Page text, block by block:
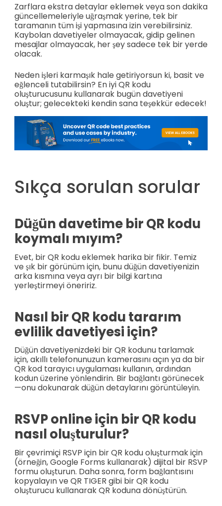
Zarflara ekstra detaylar eklemek veya son dakika
güncellemeleriyle uğraşmak yerine, tek bir
taramanın tüm işi yapmasına izin verebilirsiniz.
Kaybolan davetiyeler olmayacak, gidip gelinen
mesajlar olmayacak, her şey sadece tek bir yerde
olacak.
Neden işleri karmaşık hale getiriyorsun ki, basit ve
eğlenceli tutabilirsin? En iyi QR kodu
oluşturucusunu kullanarak bugün davetiyeni
oluştur; gelecekteki kendin sana teşekkür edecek!
Sıkça sorulan sorular
Düğün davetime bir QR kodu
koymalı mıyım?
Evet, bir QR kodu eklemek harika bir fikir. Temiz
ve şık bir görünüm için, bunu düğün davetiyenizin
arka kısmına veya ayrı bir bilgi kartına
yerleştirmeyi öneririz.
Nasıl bir QR kodu tararım
evlilik davetiyesi için?
Düğün davetiyenizdeki bir QR kodunu tarlamak
için, akıllı telefonunuzun kamerasını açın ya da bir
QR kod tarayıcı uygulaması kullanın, ardından
kodun üzerine yönlendirin. Bir bağlantı görünecek
—onu dokunarak düğün detaylarını görüntüleyin.
RSVP online için bir QR kodu
nasıl oluşturulur?
Bir çevrimiçi RSVP için bir QR kodu oluşturmak için
(örneğin, Google Forms kullanarak) dijital bir RSVP
formu oluşturun. Daha sonra, form bağlantısını
kopyalayın ve QR TIGER gibi bir QR kodu
oluşturucu kullanarak QR koduna dönüştürün.